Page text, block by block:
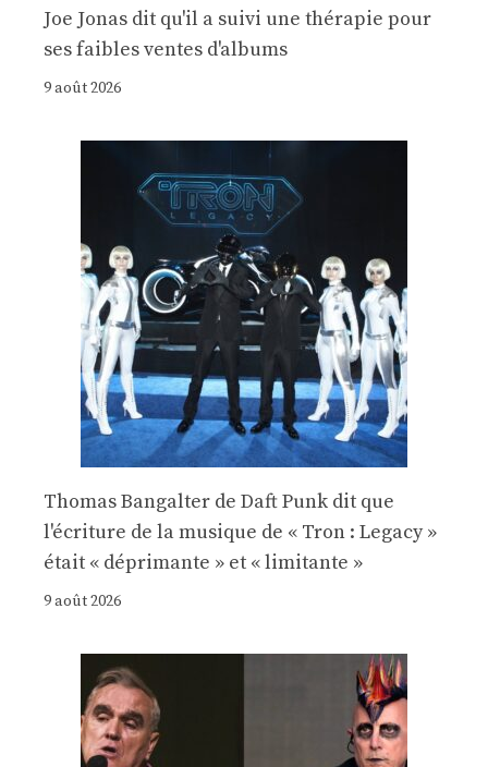
Joe Jonas dit qu'il a suivi une thérapie pour
ses faibles ventes d'albums
9 août 2026
Thomas Bangalter de Daft Punk dit que
l'écriture de la musique de « Tron : Legacy »
était « déprimante » et « limitante »
9 août 2026